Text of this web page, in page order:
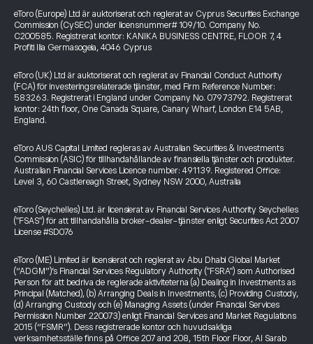
eToro (Europe) Ltd är auktoriserat och reglerat av Cyprus Securities Exchange
Commission (CySEC) under licensnummer# 109/10. Company No.
C200585. Registrerat kontor: KANIKA BUSINESS CENTRE, FLOOR 7, 4
Profiti Ilia Germasogeia, 4046 Cyprus
eToro (UK) Ltd är auktoriserat och reglerat av Financial Conduct Authority
(FCA) för investeringsrelaterade tjänster, med Firm Reference Number:
583263. Registrerat i England under Company No. 07973792. Registrerat
kontor: 24th floor, One Canada Square, Canary Wharf, London E14 5AB,
England.
eToro AUS Capital Limited regleras av Australian Securities & Investments
Commission (ASIC) för tillhandahållande av finansiella tjänster och produkter.
Australian Financial Services Licence number: 491139. Registered Office:
Level 3, 60 Castlereagh Street, Sydney NSW 2000, Australia
eToro (Seychelles) Ltd. är licensierat av Financial Services Authority Seychelles
("FSAS") för att tillhandahålla broker-dealer-tjänster enligt Securities Act 2007
License #SD076
eToro (ME) Limited är licensierat och reglerat av Abu Dhabi Global Market
(“ADGM”)’s Financial Services Regulatory Authority ("FSRA") som Authorised
Person för att bedriva de reglerade aktiviteterna (a) Dealing in Investments as
Principal (Matched), (b) Arranging Deals in Investments, (c) Providing Custody,
(d) Arranging Custody och (e) Managing Assets (under Financial Services
Permission Number 220073) enligt Financial Services and Market Regulations
2015 (“FSMR”). Dess registrerade kontor och huvudsakliga
verksamhetsställe finns på Office 207 and 208, 15th Floor Floor, Al Sarab